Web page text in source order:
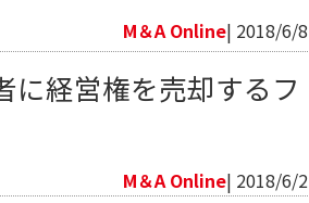
M＆A Online| 2018/6/8
に経営権を売却するフ
M＆A Online| 2018/6/2